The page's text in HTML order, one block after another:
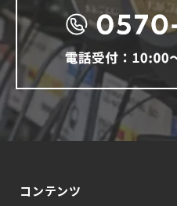
コンテンツ